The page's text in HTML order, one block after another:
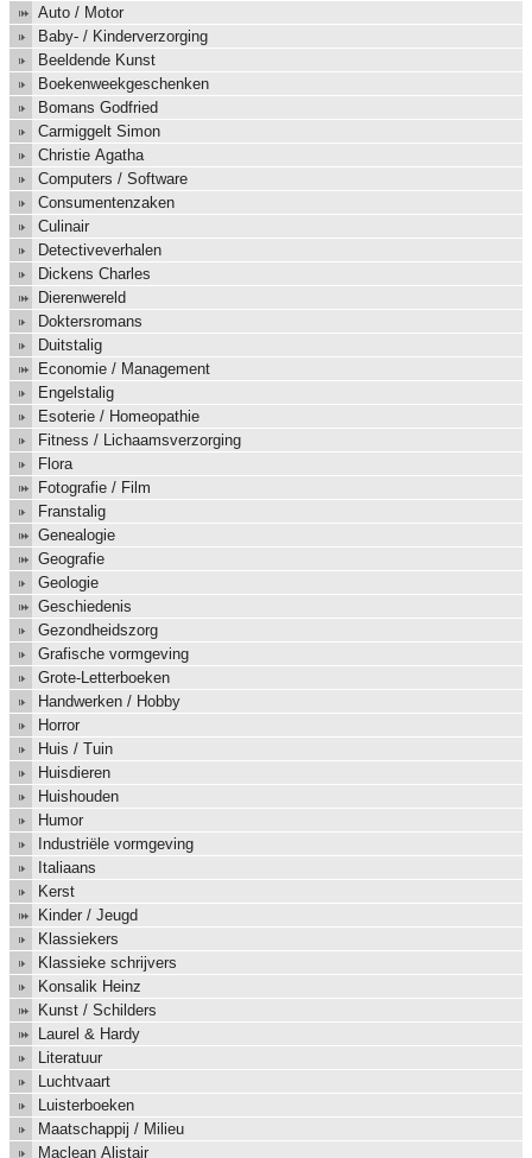
Auto / Motor
Baby- / Kinderverzorging
Beeldende Kunst
Boekenweekgeschenken
Bomans Godfried
Carmiggelt Simon
Christie Agatha
Computers / Software
Consumentenzaken
Culinair
Detectiveverhalen
Dickens Charles
Dierenwereld
Doktersromans
Duitstalig
Economie / Management
Engelstalig
Esoterie / Homeopathie
Fitness / Lichaamsverzorging
Flora
Fotografie / Film
Franstalig
Genealogie
Geografie
Geologie
Geschiedenis
Gezondheidszorg
Grafische vormgeving
Grote-Letterboeken
Handwerken / Hobby
Horror
Huis / Tuin
Huisdieren
Huishouden
Humor
Industriële vormgeving
Italiaans
Kerst
Kinder / Jeugd
Klassiekers
Klassieke schrijvers
Konsalik Heinz
Kunst / Schilders
Laurel & Hardy
Literatuur
Luchtvaart
Luisterboeken
Maatschappij / Milieu
Maclean Alistair